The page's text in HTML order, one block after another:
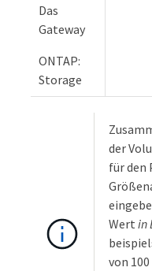
Das
Gateway
ONTAP:
Storage
der
für den
Wert in
von